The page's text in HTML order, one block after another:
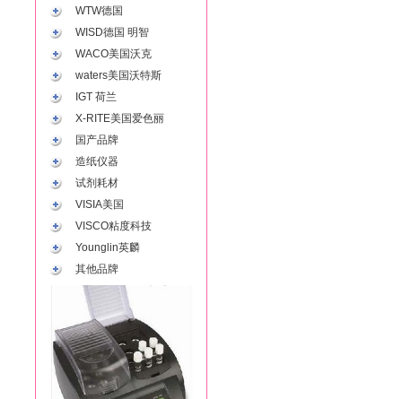
WTW德国
WISD德国 明智
WACO美国沃克
waters美国沃特斯
IGT 荷兰
X-RITE美国爱色丽
国产品牌
造纸仪器
试剂耗材
VISIA美国
VISCO粘度科技
Younglin英麟
其他品牌